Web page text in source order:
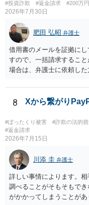
#投資詐欺 #返金請求 #200万
2026年7月30日
肥田 弘昭 弁護士
借用書のメールを証拠に
すので、一括請求するこ
場合は、弁護士に依頼し
さい。
8 Xから繋がり
#ぼったくり被害 #詐欺の法的措
#返金請求
2026年7月15日
川添 圭 弁護士
詳しい事情によります。
調べることがそもそもで
がかかってしまうことが